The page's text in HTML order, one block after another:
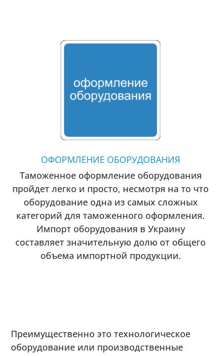
ОФОРМЛЕНИЕ ОБОРУДОВАНИЯ
Таможенное оформление оборудования
пройдет легко и просто, несмотря на то что
оборудование одна из самых сложных
категорий для таможенного оформления.
Импорт оборудования в Украину
составляет значительную долю от общего
объема импортной продукции.
Преимущественно это технологическое
оборудование или производственные